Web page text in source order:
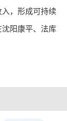
，形成可持续
阳康平、法库